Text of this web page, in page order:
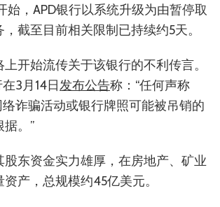
始，APD银行以系统升级为由暂停取
截至目前相关限制已持续约5天。
开始流传关于该银行的不利传言。
3月14日发布公告称：“任何声称
诈骗活动或银行牌照可能被吊销的
。”
股东资金实力雄厚，在房地产、矿业
产，总规模约45亿美元。